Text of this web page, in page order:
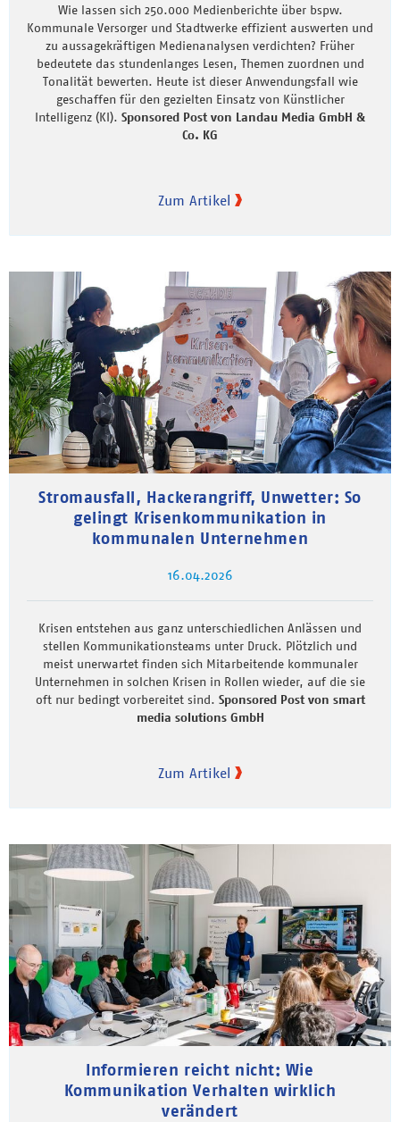
Wie lassen sich 250.000 Medienberichte über bspw.
Kommunale Versorger und Stadtwerke effizient auswerten und
zu aussagekräftigen Medienanalysen verdichten? Früher
bedeutete das stundenlanges Lesen, Themen zuordnen und
Tonalität bewerten. Heute ist dieser Anwendungsfall wie
geschaffen für den gezielten Einsatz von Künstlicher
Intelligenz (KI). Sponsored Post von Landau Media GmbH &
Co. KG
Zum Artikel
Stromausfall, Hackerangriff, Unwetter: So
gelingt Krisenkommunikation in
kommunalen Unternehmen
16.04.2026
Krisen entstehen aus ganz unterschiedlichen Anlässen und
stellen Kommunikationsteams unter Druck. Plötzlich und
meist unerwartet finden sich Mitarbeitende kommunaler
Unternehmen in solchen Krisen in Rollen wieder, auf die sie
oft nur bedingt vorbereitet sind. Sponsored Post von smart
media solutions GmbH
Zum Artikel
Informieren reicht nicht: Wie
Kommunikation Verhalten wirklich
verändert